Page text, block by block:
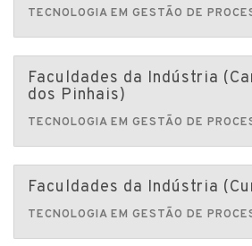
Faculdades da Indústria
dos Pinhais)
Faculdades da Indústria